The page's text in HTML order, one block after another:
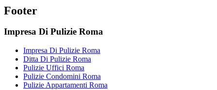
Footer
Impresa Di Pulizie Roma
Impresa Di Pulizie Roma
Ditta Di Pulizie Roma
Pulizie Uffici Roma
Pulizie Condomini Roma
Pulizie Appartamenti Roma